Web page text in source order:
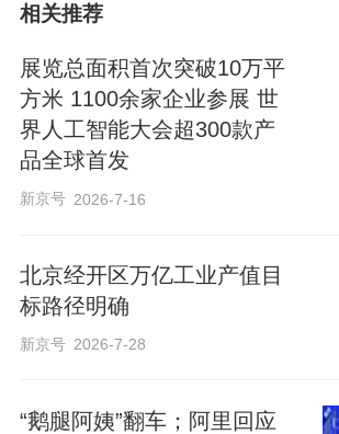
相关推荐
展览总面积首次突破10万平
方米 1100余家企业参展 世
界人工智能大会超300款产
品全球首发
新京号 2026-7-16
北京经开区万亿工业产值目
标路径明确
新京号 2026-7-28
“鹅腿阿姨”翻车；阿里回应